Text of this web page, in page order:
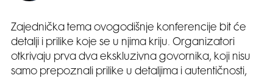
Zajednička tema ovogodišnje konferencije bit će
detalji i prilike koje se u njima kriju. Organizatori
otkrivaju prva dva ekskluzivna govornika, koji nisu
samo prepoznali prilike u detaljima i autentičnosti,